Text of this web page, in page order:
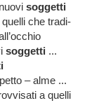
soggetti
che tradi-
soggetti ...
– alme ...
a quelli